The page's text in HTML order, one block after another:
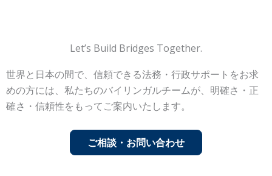
Let’s Build Bridges Together.
世界と日本の間で、信頼できる法務・行政サポートをお求
めの方には、 私たちのバイリンガルチームが、明確さ・正
確さ・信頼性をもってご案内いたします。
ご相談・お問い合わせ